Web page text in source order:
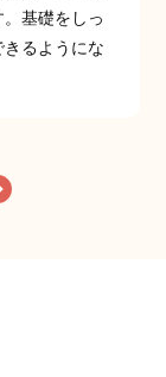
基礎をしっ
るようにな